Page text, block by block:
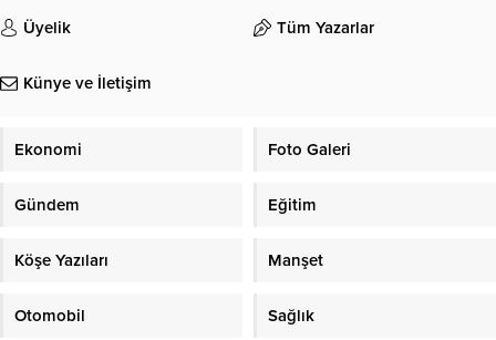
Üyelik Tüm Yazarlar
Künye ve İletişim
Ekonomi Foto Galeri
Gündem Eğitim
Köşe Yazıları Manşet
Otomobil Sağlık